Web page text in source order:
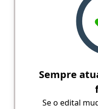
Sempre
Se o edital